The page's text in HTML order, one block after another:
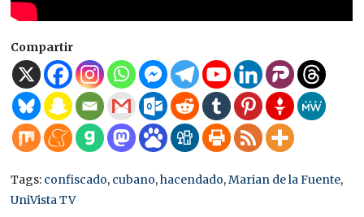
Compartir
Tags: confiscado, cubano,hacendado,Marian de la Fuente,
UniVista TV